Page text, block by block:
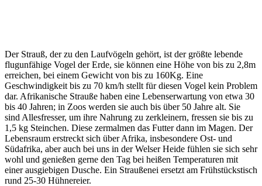
Der Strauß, der zu den Laufvögeln gehört, ist der größte lebende
flugunfähige Vogel der Erde, sie können eine Höhe von bis zu 2,8m
erreichen, bei einem Gewicht von bis zu 160Kg. Eine
Geschwindigkeit bis zu 70 km/h stellt für diesen Vogel kein Problem
dar. Afrikanische Strauße haben eine Lebenserwartung von etwa 30
bis 40 Jahren; in Zoos werden sie auch bis über 50 Jahre alt. Sie
sind Allesfresser, um ihre Nahrung zu zerkleinern, fressen sie bis zu
1,5 kg Steinchen. Diese zermalmen das Futter dann im Magen. Der
Lebensraum erstreckt sich über Afrika, insbesondere Ost- und
Südafrika, aber auch bei uns in der Welser Heide fühlen sie sich sehr
wohl und genießen gerne den Tag bei heißen Temperaturen mit
einer ausgiebigen Dusche. Ein Straußenei ersetzt am Frühstückstisch
rund 25-30 Hühnereier.